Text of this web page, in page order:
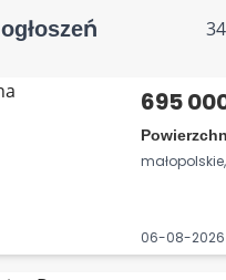
ogłoszeń 34
695
06-08-2026